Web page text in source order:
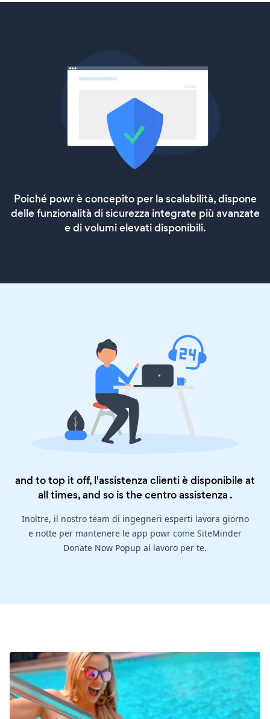
Poiché powr è concepito per la scalabilità, dispone
delle funzionalità di sicurezza integrate più avanzate
e di volumi elevati disponibili.
and to top it off, l'assistenza clienti è disponibile at
all times, and so is thecentro assistenza .
Inoltre, il nostro team di ingegneri esperti lavora giorno
e notte per mantenere le app powr come SiteMinder
Donate Now Popup al lavoro per te.